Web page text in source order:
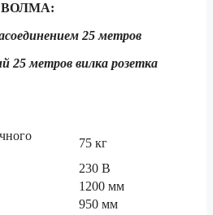
ВОЛМА:
25 метров
25 метров вилка розетка
75 кг
230 В
1200 мм
950 мм